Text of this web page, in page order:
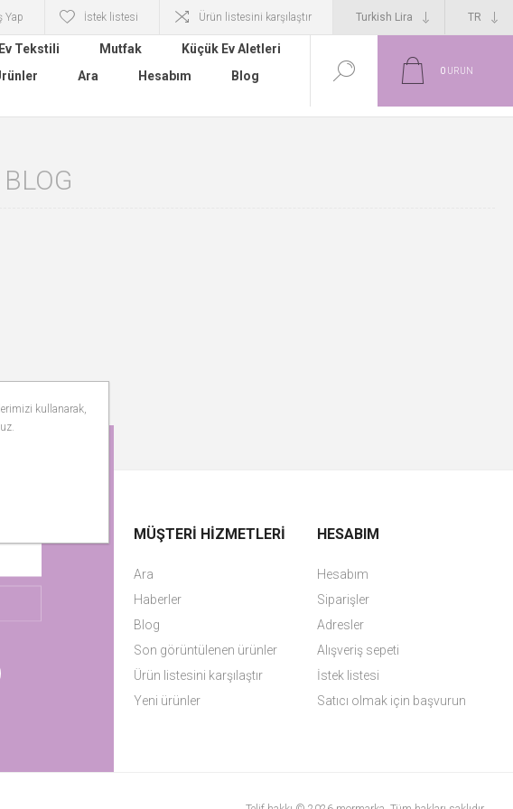
Yap İstek listesi Ürün listesini karşılaştır
Ev Tekstili Mutfak
Küçük Ev Aletleri
Ara Hesabım
Blog
0 ÜRÜN
BLOG
MÜŞTERI HIZMETLERI
Ara
Haberler
Blog
Son görüntülenen ürünler
Ürün listesini karşılaştır
Yeni ürünler
HESABIM
Hesabım
Siparişler
Adresler
Alışveriş sepeti
İstek listesi
Satıcı olmak için başvurun
kullanarak,